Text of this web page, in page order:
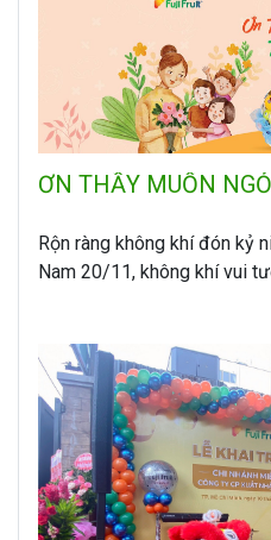
ƠN THẦY MUỐN
Rộn ràng không khí đón kỷ
Nam 20/11, không khí vui